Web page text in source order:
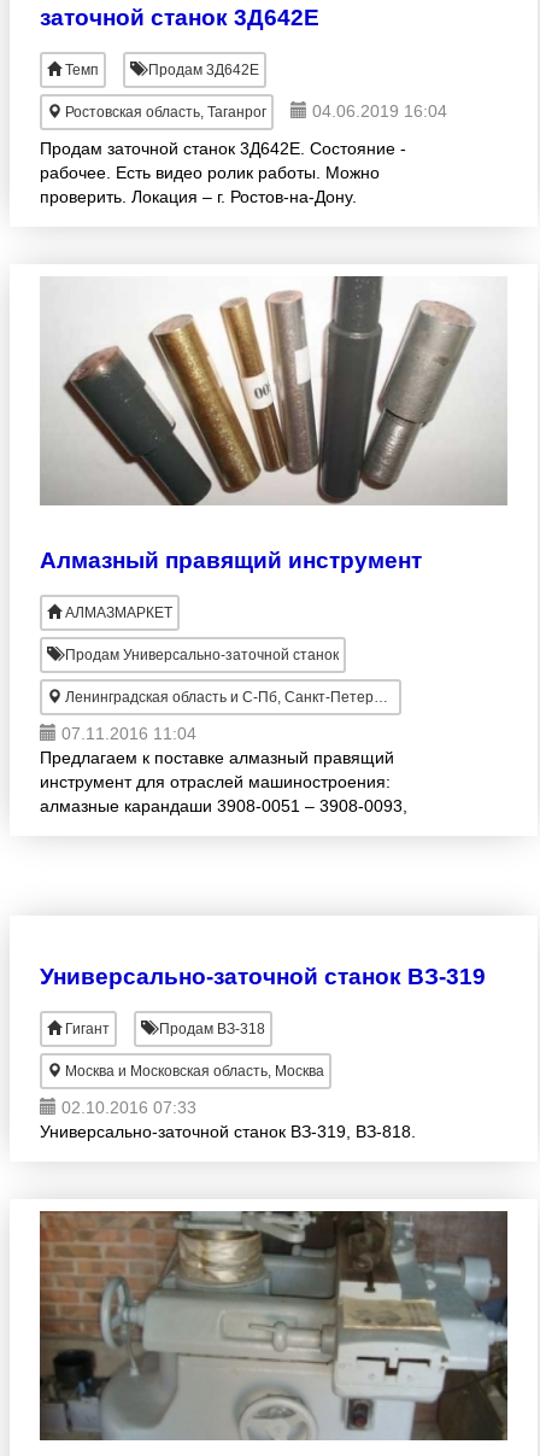
заточной станок 3Д642Е
Темп Продам 3Д642Е
Ростовская область, Таганрог
04.06.2019 16:04
Продам заточной станок 3Д642Е. Состояние -
рабочее. Есть видео ролик работы. Можно
проверить. Локация – г. Ростов-на-Дону.
Алмазный правящий инструмент
АЛМАЗМАРКЕТ
Продам Универсально-заточной станок
Ленинградская область и С-Пб, Санкт-Петербург
07.11.2016 11:04
Предлагаем к поставке алмазный правящий
инструмент для отраслей машиностроения:
алмазные карандаши 3908-0051 – 3908-0093,
Универсально-заточной станок ВЗ-319
Гигант Продам ВЗ-318
Москва и Московская область, Москва
02.10.2016 07:33
Универсально-заточной станок ВЗ-319, ВЗ-818.